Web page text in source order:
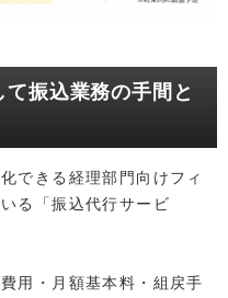
振込業務の手間と
できる経理部門向けフィ
る「振込代行サービ
用・月額基本料・組戻手